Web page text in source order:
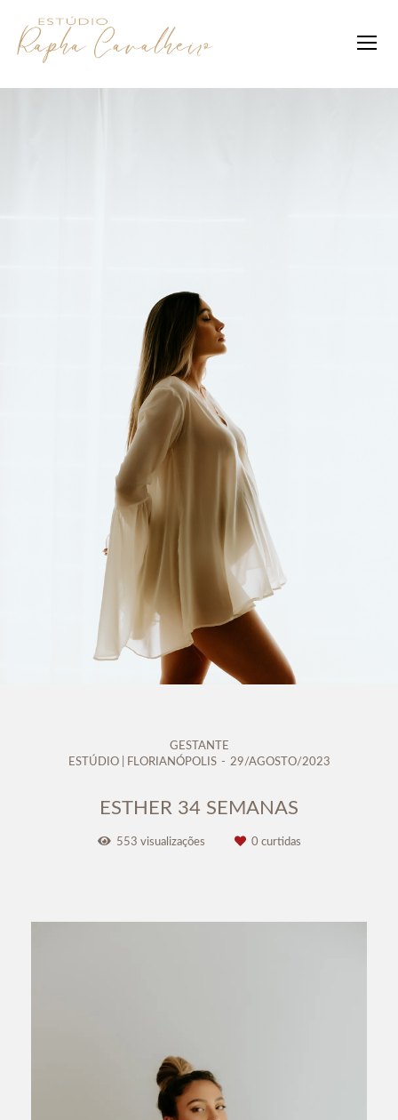
GESTANTE
ESTÚDIO | FLORIANÓPOLIS
29/AGOSTO/2023
ESTHER 34 SEMANAS
553 visualizações 0 curtidas